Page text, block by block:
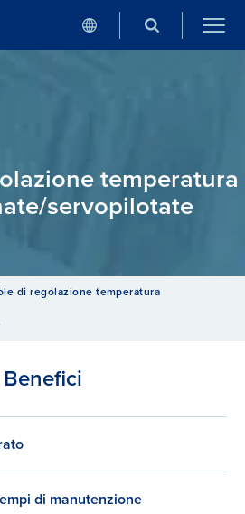
temperatura
​servopilotate
/ Sistemi di controllo
di regolazione temperatura
Benefici
di manutenzione